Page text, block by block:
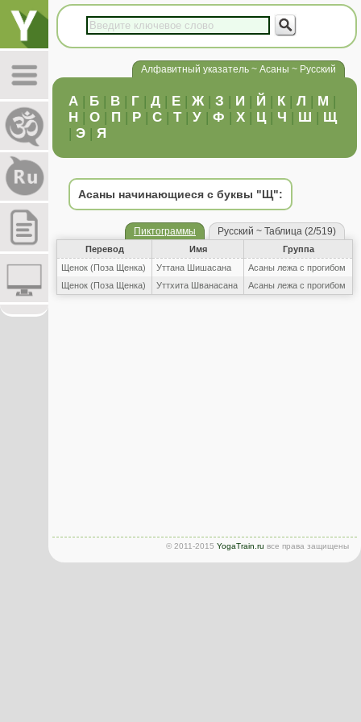
Алфавитный указатель ~ Асаны ~ Русский
А | Б | В | Г | Д | Е | Ж| З | И | Й | К | Л | М |
Н | О | П | Р | С | Т| У | Ф | Х | Ц| Ч | Ш | Щ
| Э | Я
Асаны начинающиеся с буквы "Щ":
Пиктограммы Русский ~ Таблица (2/519)
Перевод Имя
Группа
Щенок (Поза Щенка)
Уттана Шишасана
Асаны лежа с прогибом
Щенок (Поза Щенка)
Уттхита Шванасана Асаны лежа с прогибом
© 2011-2015 YogaTrain.ru все права защищены